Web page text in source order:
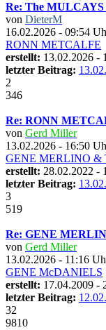
Re: The
von DieterM
16.02.2026 - 09:54
RONN METCALFE
erstellt: 13.02.2026 -
letzter Beitrag:
2
346
Re: RONN
von Gerd Miller
13.02.2026 - 16:50
GENE MERLINO &
erstellt: 28.02.2022 -
letzter Beitrag:
3
519
Re: GENE
von Gerd Miller
13.02.2026 - 11:16
GENE McDANIELS
erstellt: 17.04.2009 -
letzter Beitrag:
32
9810